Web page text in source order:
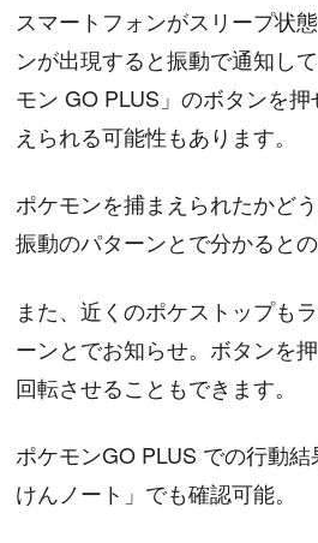
スマートフォンがスリープ状
ンが出現すると振動で通知し
モン GO PLUS」のボタンを
えられる可能性もあります。
ポケモンを捕まえられたかど
振動のパターンとで分かるとの
また、近くのポケストップも
ーンとでお知らせ。ボタンを
回転させることもできます。
ポケモンGO PLUS での行動
けんノート」でも確認可能。